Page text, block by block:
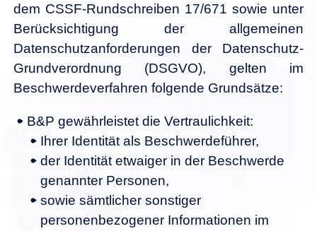
dem CSSF-Rundschreiben 17/671 sowie unter
Berücksichtigung der allgemeinen
Datenschutzanforderungen der Datenschutz-
Grundverordnung (DSGVO), gelten im
Beschwerdeverfahren folgende Grundsätze:
B&P gewährleistet die Vertraulichkeit:
Ihrer Identität als Beschwerdeführer,
der Identität etwaiger in der Beschwerde
genannter Personen,
sowie sämtlicher sonstiger
personenbezogener Informationen im